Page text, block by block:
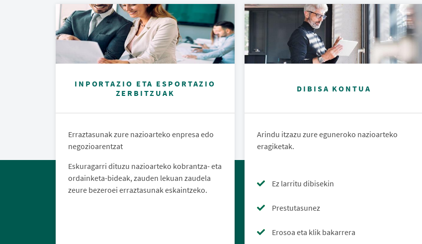
INPORTAZIO ETA ESPORTAZIO
ZERBITZUAK
Erraztasunak zure nazioarteko enpresa edo
negozioarentzat
Eskuragarri dituzu nazioarteko kobrantza- eta
ordainketa-bideak, zauden lekuan zaudela
zeure bezeroei erraztasunak eskaintzeko.
DIBISA KONTUA
Arindu itzazu zure eguneroko nazioarteko
eragiketak.
Ez larritu dibisekin
Prestutasunez
Erosoa eta klik bakarrera